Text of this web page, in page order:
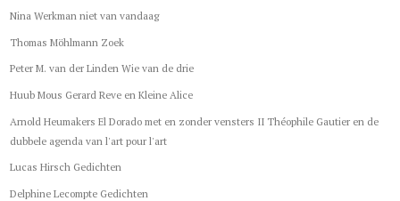
Nina Werkman niet van vandaag
Thomas Möhlmann Zoek
Peter M. van der Linden Wie van de drie
Huub Mous Gerard Reve en Kleine Alice
Arnold Heumakers El Dorado met en zonder vensters II Théophile Gautier en de
dubbele agenda van l'art pour l'art
Lucas Hirsch Gedichten
Delphine Lecompte Gedichten